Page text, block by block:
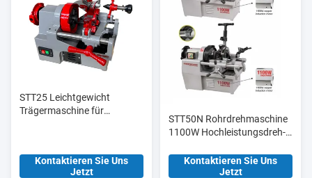
STT25 Leichtgewicht
Trägermaschine für
Kontaktieren Sie Uns
Jetzt
STT50N Rohrdrehmaschine
1100W Hochleistungsdreh-
Kontaktieren Sie Uns
Jetzt